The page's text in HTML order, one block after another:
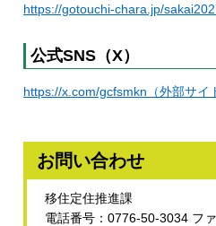
https://gotouchi-chara.jp/
公式SNS（X）
https://x.com/gcfsmkn（外部サイ
お問い合わせ
移住定住推進課
電話番号：0776-50-3034 フ